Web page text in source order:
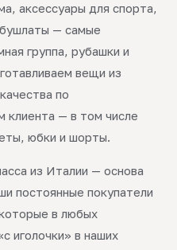
аксессуары для спорта,
— самые
группа, рубашки и
вещи из
по
клиента — в том числе
юбки и шорты.
из Италии — основа
постоянные покупатели
в любых
иголочки» в наших